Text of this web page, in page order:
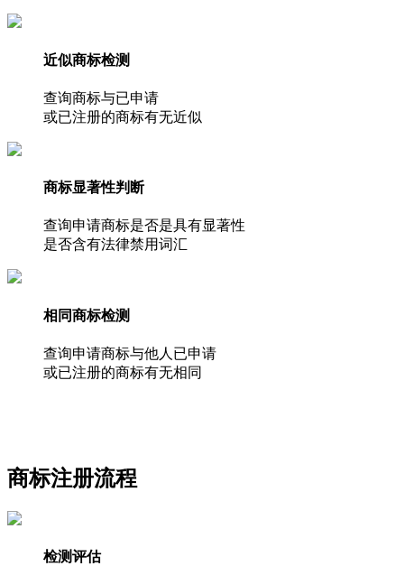
近似商标检测
查询商标与已申请
或已注册的商标有无近似
商标显著性判断
查询申请商标是否是具有显著性
是否含有法律禁用词汇
相同商标检测
查询申请商标与他人已申请
或已注册的商标有无相同
商标注册流程
检测评估